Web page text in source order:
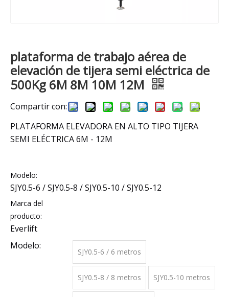
plataforma de trabajo aérea de
elevación de tijera semi eléctrica de
500Kg 6M 8M 10M 12M
Compartir con:
PLATAFORMA ELEVADORA EN ALTO TIPO TIJERA
SEMI ELÉCTRICA 6M - 12M
Modelo:
SJY0.5-6 / SJY0.5-8 / SJY0.5-10 / SJY0.5-12
Marca del
producto:
Everlift
Modelo:
SJY0.5-6 / 6 metros
SJY0.5-8 / 8 metros SJY0.5-10 metros